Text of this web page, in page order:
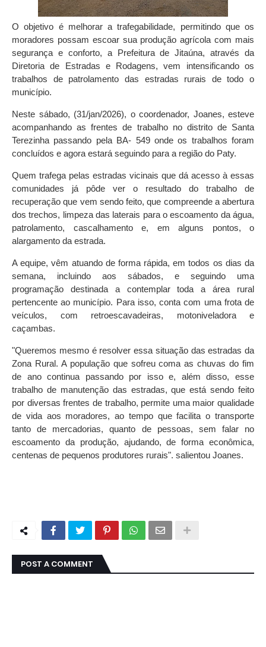
O objetivo é melhorar a trafegabilidade, permitindo que os
moradores possam escoar sua produção agrícola com mais
segurança e conforto, a Prefeitura de Jitaúna, através da
Diretoria de Estradas e Rodagens, vem intensificando os
trabalhos de patrolamento das estradas rurais de todo o
município.
Neste sábado, (31/jan/2026), o coordenador, Joanes, esteve
acompanhando as frentes de trabalho no distrito de Santa
Terezinha passando pela BA- 549 onde os trabalhos foram
concluídos e agora estará seguindo para a região do Paty.
Quem trafega pelas estradas vicinais que dá acesso à essas
comunidades já pôde ver o resultado do trabalho de
recuperação que vem sendo feito, que compreende a abertura
dos trechos, limpeza das laterais para o escoamento da água,
patrolamento, cascalhamento e, em alguns pontos, o
alargamento da estrada.
A equipe, vêm atuando de forma rápida, em todos os dias da
semana, incluindo aos sábados, e seguindo uma
programação destinada a contemplar toda a área rural
pertencente ao município. Para isso, conta com uma frota de
veículos, com retroescavadeiras, motoniveladora e
caçambas.
"Queremos mesmo é resolver essa situação das estradas da
Zona Rural. A população que sofreu coma as chuvas do fim
de ano continua passando por isso e, além disso, esse
trabalho de manutenção das estradas, que está sendo feito
por diversas frentes de trabalho, permite uma maior qualidade
de vida aos moradores, ao tempo que facilita o transporte
tanto de mercadorias, quanto de pessoas, sem falar no
escoamento da produção, ajudando, de forma econômica,
centenas de pequenos produtores rurais". salientou Joanes.
POST A COMMENT